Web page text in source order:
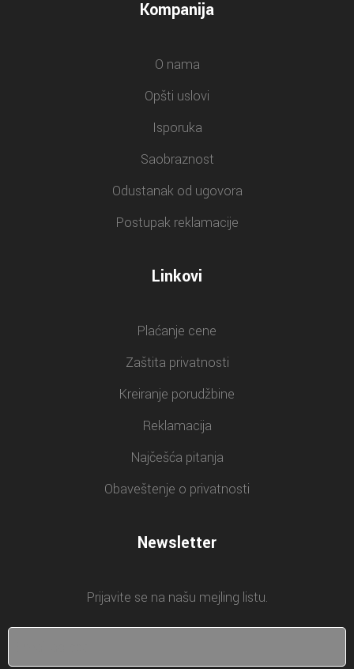
Kompanija
O nama
Opšti uslovi
Isporuka
Saobraznost
Odustanak od ugovora
Postupak reklamacije
Linkovi
Plaćanje cene
Zaštita privatnosti
Kreiranje porudžbine
Reklamacija
Najčešća pitanja
Obaveštenje o privatnosti
Newsletter
Prijavite se na našu mejling listu.